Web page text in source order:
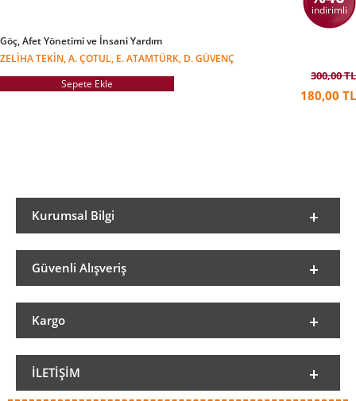
indirimli
Göç, Afet Yönetimi ve İnsani Yardım
ZELIHA TEKIN, A. ÇOTUL, E. ATAMTÜRK, D. GÜVENÇ
Sepete Ekle
300,00 TL
180,00 TL
Kurumsal Bilgi
Güvenli Alışveriş
Kargo
İLETIŞIM